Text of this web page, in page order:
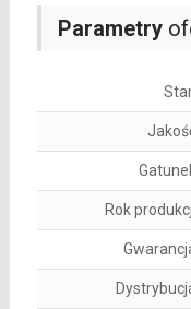
Parametry
Rok